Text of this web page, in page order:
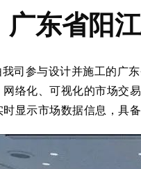
广东省阳
参与设计并施工的广东
络化、可视化的市场交
显示市场数据信息，具